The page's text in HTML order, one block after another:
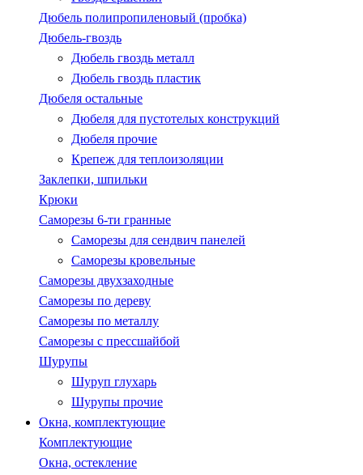
Дюбель полипропиленовый (пробка)
Дюбель-гвоздь
Дюбель гвоздь металл
Дюбель гвоздь пластик
Дюбеля остальные
Дюбеля для пустотелых конструкций
Дюбеля прочие
Крепеж для теплоизоляции
Заклепки, шпильки
Крюки
Саморезы 6-ти гранные
Саморезы для сендвич панелей
Саморезы кровельные
Саморезы двухзаходные
Саморезы по дереву
Саморезы по металлу
Саморезы с пресcшайбой
Шурупы
Шуруп глухарь
Шурупы прочие
Окна, комплектующие
Комплектующие
Окна, остекление